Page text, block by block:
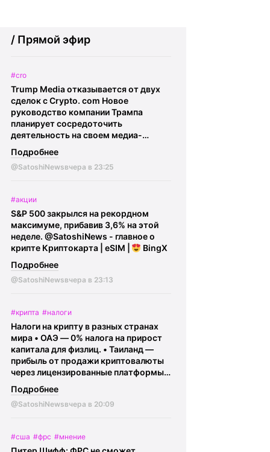
/ Прямой эфир
#cro
Trump Media отказывается от двух
сделок с Crypto. com Новое
руководство компании Трампа
планирует сосредоточить
деятельность на своем медиа-
подразделении и предстоящем
слиянии с компанией TAE,
занимающейся разработкой
Криптокарта | eSIM |
Подробнее
@SatoshiNewsвчера в 23:25
#акции
S&P 500 закрылся на рекордном
максимуме, прибавив 3,6% на этой
неделе. @SatoshiNews - главное о
крипте Криптокарта | eSIM |
BingX
Подробнее
@SatoshiNewsвчера в 23:13
#крипта #налоги
Налоги на крипту в разных странах
мира • ОАЭ — 0% налога на прирост
капитала для физлиц. • Таиланд —
прибыль от продажи криптовалюты
через лицензированные платформы
освобождена от налога до конца
2029 года (условие - владение
криптой более 5 лет). • Беларусь —
при соблюдении требований
Подробнее
@SatoshiNewsвчера в 20:09
#сша #фрс #мнение